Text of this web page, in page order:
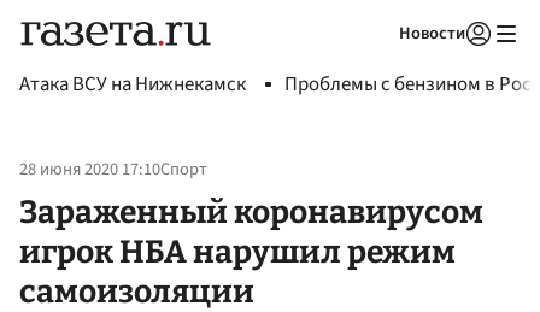
Новости
Атака ВСУ на Нижнекамск Проблемы с бензином в
28 июня 2020 17:10Спорт
Зараженный коронавирусом
игрок НБА нарушил режим
самоизоляции